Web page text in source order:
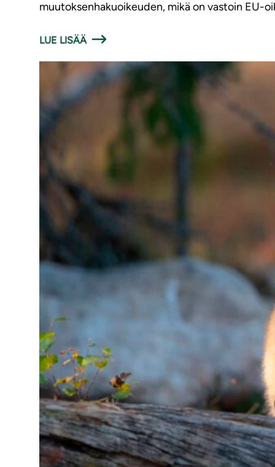
muutoksenhakuoikeuden, mikä on vastoin EU-
LUE LISÄÄ